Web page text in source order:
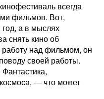
всегда
фильмов. Вот,
а в мыслях
снять кино об
над фильмом, он
своей работы.
— что может